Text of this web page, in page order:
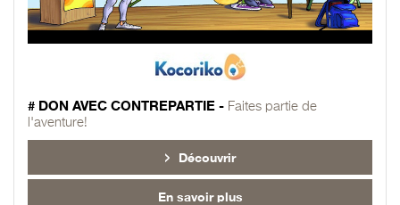
# DON AVEC CONTREPARTIE - Faites partie de
l'aventure!
Découvrir
En savoir plus